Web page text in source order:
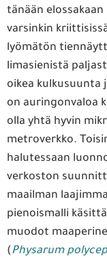
tänään
varsinkin
lyömätön
limasienistä
oikea kulkusuunta
on auringonvaloa
olla yhtä hyvin
metroverkko.
halutessaan
verkoston
maailman
pienoismalli
muodot
(Physarum